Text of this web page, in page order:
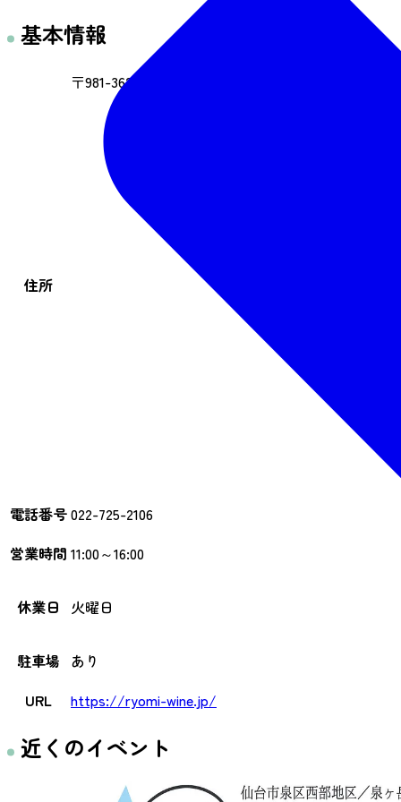
基本情報
住所
〒981-3625 宮城県黒川郡大和町吉田字旦ノ原36-15
電話番号022-725-2106
営業時間 11:00～16:00
休業日 火曜日
駐車場 あり
URL
https://ryomi-wine.jp/
近くのイベント